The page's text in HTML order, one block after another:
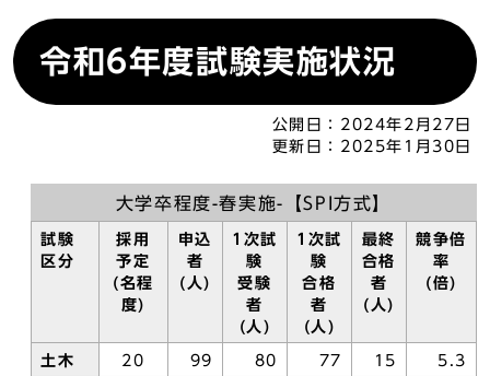
令和6年度試験実施状況
公開日： 2024年2月27日
更新日： 2025年1月30日
大学卒程度-春実施-【SPI方式】
試験
区分
採用
予定
(名程
度)
申込
者
(人)
1次試
験
受験
者
(人)
1次試
験
合格
者
(人)
最終
合格
者
(人)
競争倍
率
(倍)
土木 20 99 80 77 15 5.3